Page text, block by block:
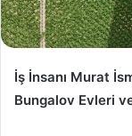
İş İnsanı Murat
Bungalov Evleri ve